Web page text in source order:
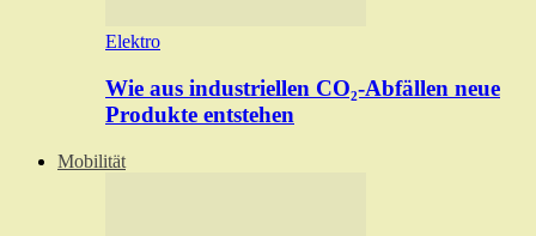
Elektro
Wie aus industriellen CO₂-Abfällen neue
Produkte entstehen
Mobilität